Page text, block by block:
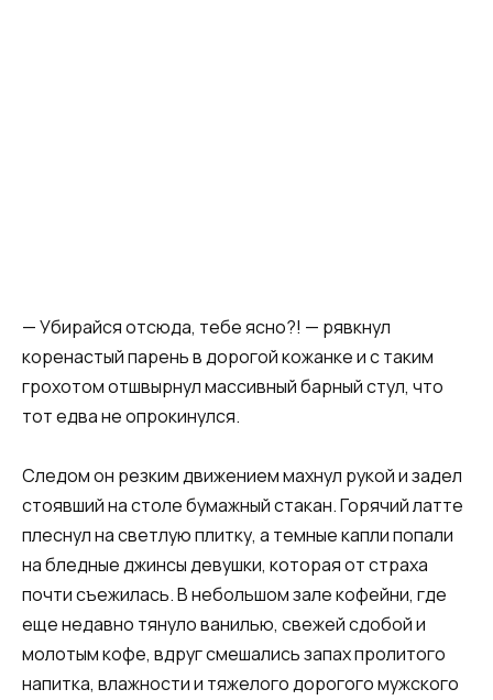
— Убирайся отсюда, тебе ясно?! — рявкнул
коренастый парень в дорогой кожанке и с таким
грохотом отшвырнул массивный барный стул, что
тот едва не опрокинулся.
Следом он резким движением махнул рукой и задел
стоявший на столе бумажный стакан. Горячий латте
плеснул на светлую плитку, а темные капли попали
на бледные джинсы девушки, которая от страха
почти съежилась. В небольшом зале кофейни, где
еще недавно тянуло ванилью, свежей сдобой и
молотым кофе, вдруг смешались запах пролитого
напитка, влажности и тяжелого дорогого мужского